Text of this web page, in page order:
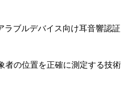
ラブルデバイス向け耳音響認証
者の位置を正確に測定する技術